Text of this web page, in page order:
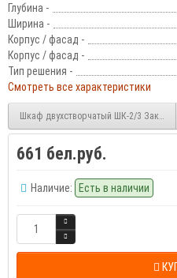
Глубина -
Ширина -
Корпус / фасад -
Корпус / фасад -
Тип решения -
Смотреть все характеристики
Шкаф двухстворчатый ШК-2/3
661 бел.руб.
Наличие: Есть в наличии